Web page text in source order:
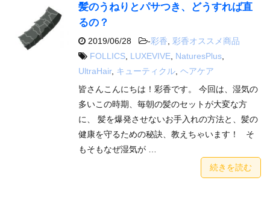
髪のうねりとパサつき、どうすれば直
るの？
2019/06/28 -彩香
彩香オススメ商品
FOLLICS LUXEVIVE NaturesPlus
UltraHair, キューティクル ヘアケア
皆さんこんにちは！彩香です。 今回は、湿気の
多いこの時期、毎朝の髪のセットが大変な方
に、 髪を爆発させないお手入れの方法と、髪の
健康を守るための秘訣、教えちゃいます！ そ
もそもなぜ湿気が …
続きを読む